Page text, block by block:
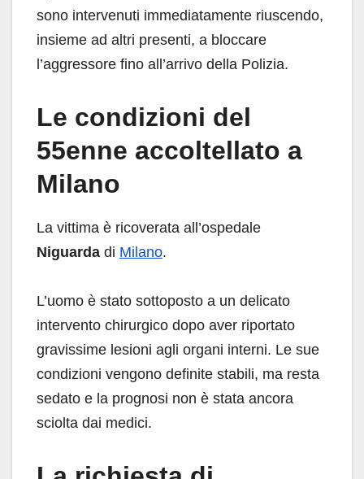
sono intervenuti immediatamente riuscendo,
insieme ad altri presenti, a bloccare
l’aggressore fino all’arrivo della Polizia.
Le condizioni del
55enne accoltellato a
Milano
La vittima è ricoverata all’ospedale
Niguarda di Milano.
L’uomo è stato sottoposto a un delicato
intervento chirurgico dopo aver riportato
gravissime lesioni agli organi interni. Le sue
condizioni vengono definite stabili, ma resta
sedato e la prognosi non è stata ancora
sciolta dai medici.